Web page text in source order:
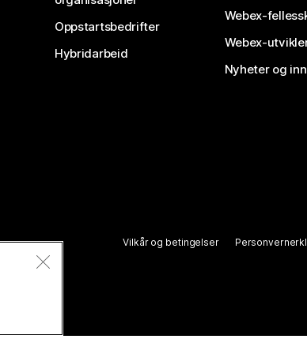
Oppstartsbedrifter
Hybridarbeid
Webex-
Webex-
Nyheter og
Vilkår og betingelser